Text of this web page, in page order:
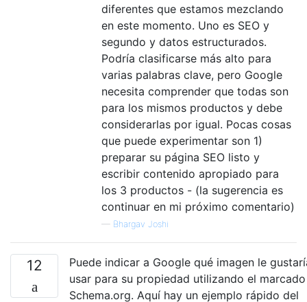
diferentes que estamos mezclando
en este momento. Uno es SEO y
segundo y datos estructurados.
Podría clasificarse más alto para
varias palabras clave, pero Google
necesita comprender que todas son
para los mismos productos y debe
considerarlas por igual. Pocas cosas
que puede experimentar son 1)
preparar su página SEO listo y
escribir contenido apropiado para
los 3 productos - (la sugerencia es
continuar en mi próximo comentario)
— Bhargav Joshi
12
Puede indicar a Google qué imagen le
usar para su propiedad utilizando el marcado
Schema.org. Aquí hay un ejemplo rápido del